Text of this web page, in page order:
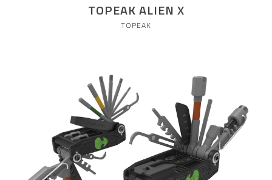
TOPEAK ALIEN X
TOPEAK